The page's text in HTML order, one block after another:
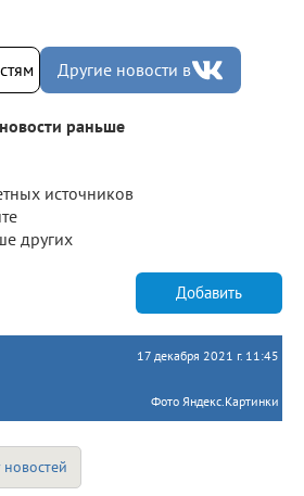
Другие новости в
раньше
источников
других
Добавить
17 декабря 2021 г. 11:45
Фото Яндекс.Картинки
новостей